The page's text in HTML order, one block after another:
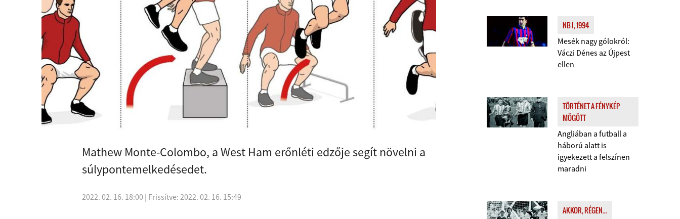
Mathew Monte-Colombo, a West Ham erőnléti edzője segít növelni a
súlypontemelkedésedet.
2022. 02. 16. 18:00 | Frissítve: 2022. 02. 16. 15:49
NB I, 1994
Mesék nagy gólokról:
Váczi Dénes az Újpest
ellen
TÖRTÉNET A FÉNYKÉP
MÖGÖTT
Angliában a futball a
háború alatt is
igyekezett a felszínen
maradni
AKKOR, RÉGEN...